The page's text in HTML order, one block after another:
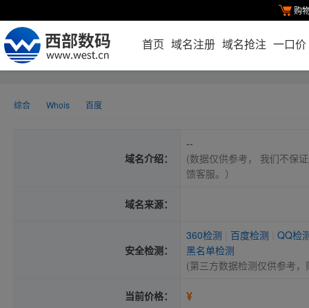
购
首页 域名注册 域名抢注 一口价
综合 Whois 百度
域名介绍：
--
(数据仅供参考， 我们不保
馈客服。）
域名来源：
安全检测：
360检测 百度检测
QQ检
黑名单检测
(第三方数据检测仅供参考
当前价格： ¥